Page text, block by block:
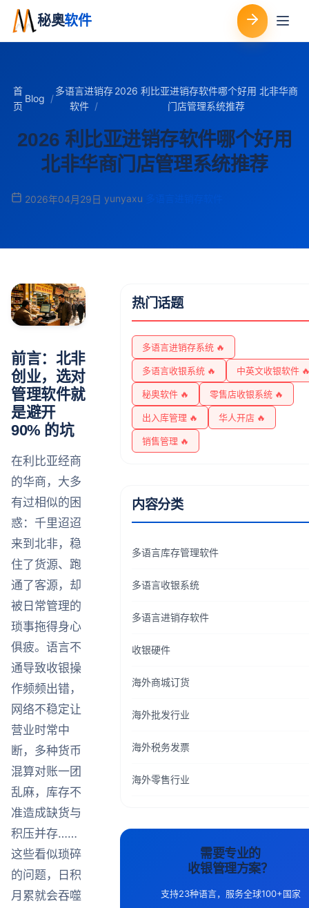
秘奥软件
首
页
Blog
多语言进销存
软件
2026 利比亚进销存软件哪个好用 北非华商
门店管理系统推荐
2026 利比亚进销存软件哪个好用
北非华商门店管理系统推荐
2026年04月29日 yunyaxu
前言：北非
创业，选对
管理软件就
是避开
90% 的坑
在利比亚经商
的华商，大多
有过相似的困
惑：千里迢迢
来到北非，稳
住了货源、跑
通了客源，却
被日常管理的
琐事拖得身心
俱疲。语言不
通导致收银操
作频频出错，
网络不稳定让
营业时常中
断，多种货币
混算对账一团
乱麻，库存不
准造成缺货与
积压并存……
这些看似琐碎
的问题，日积
月累就会吞噬
热门话题
多语言进销存系统 🔥
多语言收银系统 🔥 中英文收银软件
秘奥软件 🔥 零售店收银系统 🔥
出入库管理 🔥 华人开店 🔥
销售管理 🔥
内容分类
多语言库存管理软件
多语言收银系统
多语言进销存软件
收银硬件
海外商城订货
海外批发行业
海外税务发票
海外零售行业
需要专业的
收银管理方案？
支持23种语言，服务全球100+国家